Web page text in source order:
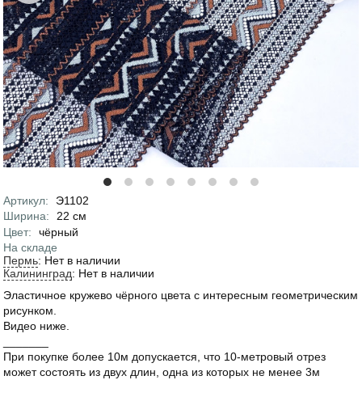
Артикул:
Э1102
Характеристики
Ширина: 22 см
Цвет:
чёрный
На складе
Пермь: Нет в наличии
Калининград: Нет в наличии
Эластичное кружево чёрного цвета с интересным геометрическим
рисунком.
Видео ниже.
При покупке более 10м допускается, что 10-метровый отрез
может состоять из двух длин, одна из которых не менее 3м